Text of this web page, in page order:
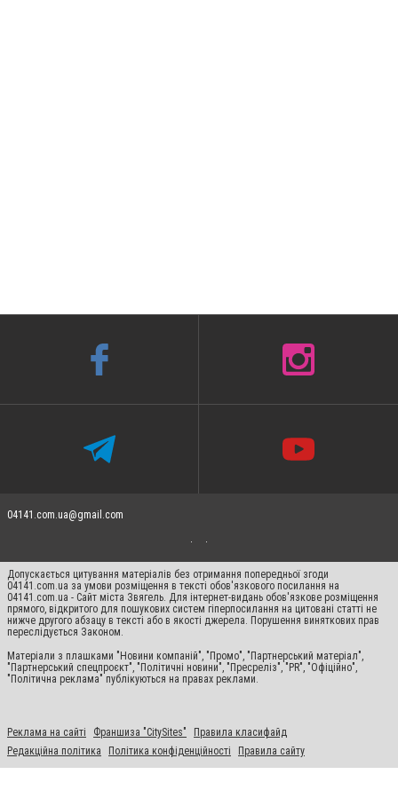
04141.com.ua@gmail.com
Допускається цитування матеріалів без отримання попередньої згоди
04141.com.ua за умови розміщення в тексті обов'язкового посилання на
04141.com.ua - Сайт міста Звягель. Для інтернет-видань обов'язкове розміщення
прямого, відкритого для пошукових систем гіперпосилання на цитовані статті не
нижче другого абзацу в тексті або в якості джерела. Порушення виняткових прав
переслідується Законом.
Матеріали з плашками "Новини компаній", "Промо", "Партнерський матеріал",
"Партнерський спецпроєкт", "Політичні новини", "Пресреліз", "PR", "Офіційно",
"Політична реклама" публікуються на правах реклами.
Реклама на сайті Франшиза "CitySites"
Правила класифайд
Редакційна політика
Політика конфіденційності Правила сайту